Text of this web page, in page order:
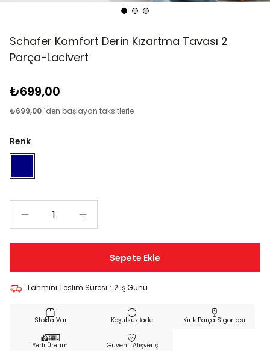
Schafer Komfort Derin Kızartma Tavası 2
Parça-Lacivert
₺699,00
₺699,00 `den başlayan taksitlerle
Renk
Tahmini Teslim Süresi : 2 İş Günü
Koşulsuz İade Kırık Parça Sigortası
Yerli Üretim Güvenli Alışveriş